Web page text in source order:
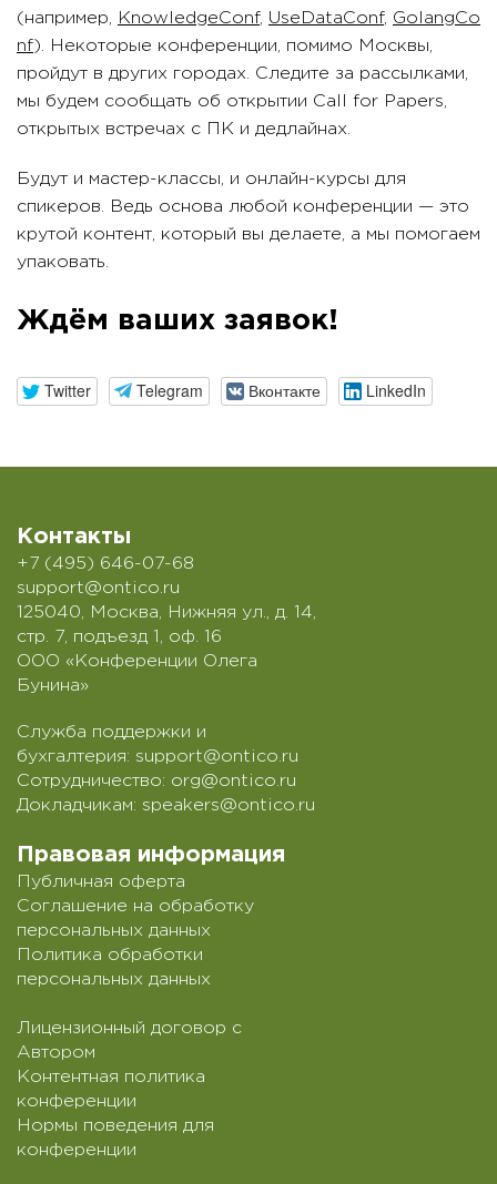
(например,
KnowledgeConf, UseDataConf, GolangCo
nf). Некоторые конференции, помимо Москвы,
пройдут в других городах. Следите за рассылками,
мы будем сообщать об открытии Call for Papers,
открытых встречах с ПК и дедлайнах.
Будут и мастер-классы, и онлайн-курсы для
спикеров. Ведь основа любой конференции — это
крутой контент, который вы делаете, а мы помогаем
упаковать.
Ждём ваших заявок!
Twitter Telegram Вконтакте LinkedIn
Контакты
+7 (495) 646-07-68
support@ontico.ru
125040, Москва, Нижняя ул., д. 14,
стр. 7, подъезд 1, оф. 16
ООО «Конференции Олега
Бунина»
Служба поддержки и
бухгалтерия: support@ontico.ru
Сотрудничество: org@ontico.ru
Докладчикам: speakers@ontico.ru
Правовая информация
Публичная оферта
Соглашение на обработку
персональных данных
Политика обработки
персональных данных
Лицензионный договор с
Автором
Контентная политика
конференции
Нормы поведения для
конференции